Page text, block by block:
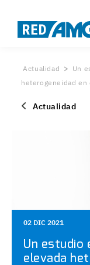
Actualidad
Un
heterogeneidad
Actualidad
02 DIC 2021
Un estudio
elevada